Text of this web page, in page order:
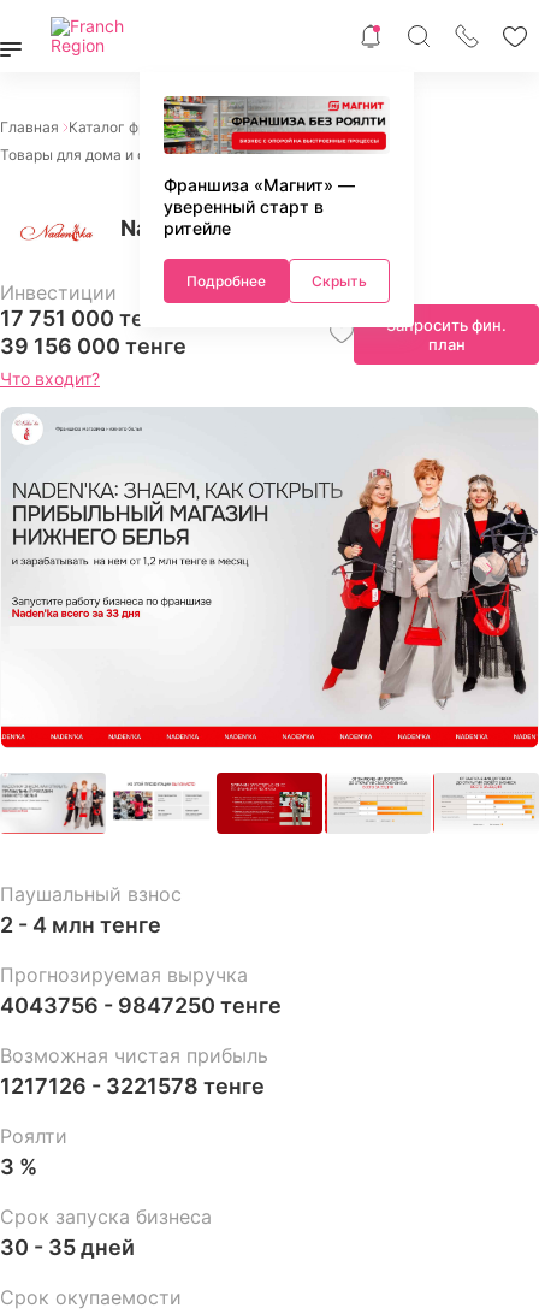
Франшиза «Магнит» —
уверенный старт в
ритейле
Подробнее Скрыть
Главная Каталог франшиз Франшизы торговли
Товары для дома и офиса Naden'ka
Naden'ka
Инвестиции
17 751 000 тенге -
39 156 000 тенге
Что входит?
Запросить фин.
план
Паушальный взнос
2 - 4 млн тенге
Прогнозируемая выручка
4043756 - 9847250 тенге
Возможная чистая прибыль
1217126 - 3221578 тенге
Роялти
3 %
Срок запуска бизнеса
30 - 35 дней
Срок окупаемости